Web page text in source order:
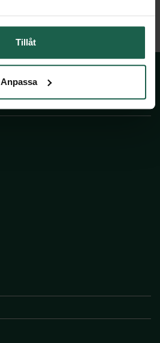
Tillåt
Anpassa